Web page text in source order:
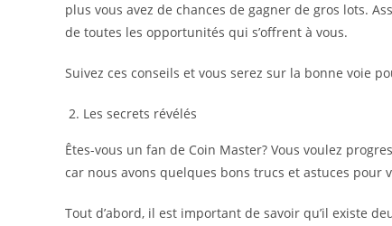
plus vous avez de chances de gagner de gros lots.
de toutes les opportunités qui s’offrent à vous.
Suivez ces conseils et vous serez sur la bonne voie
Les secrets révélés
Êtes-vous un fan de Coin Master? Vous voulez
car nous avons quelques bons trucs et astuces pour
Tout d’abord, il est important de savoir qu’il existe